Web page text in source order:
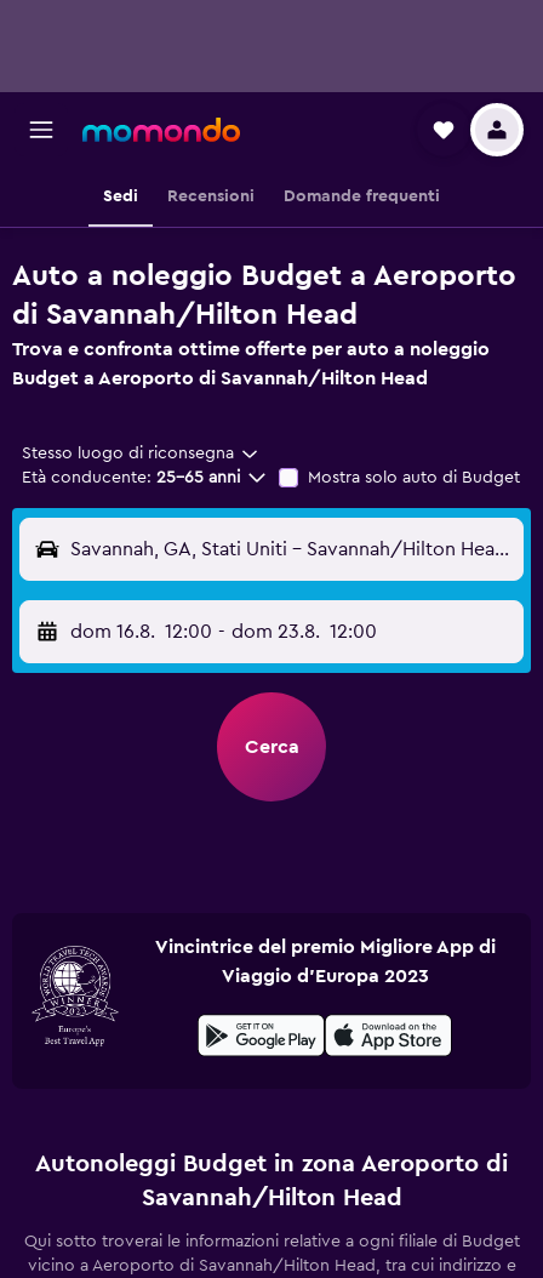
Sedi Recensioni Domande frequenti
Auto a noleggio Budget a Aeroporto
di Savannah/Hilton Head
Trova e confronta ottime offerte per auto a noleggio
Budget a Aeroporto di Savannah/Hilton Head
Stesso luogo di riconsegna
Età conducente: 25-65 anni Mostra solo auto di Budget
Savannah, GA, Stati Uniti - Savannah/Hilton Head (SAV)
dom 16.8. 12:00 - dom 23.8. 12:00
Cerca
Vincintrice del premio Migliore App di
Viaggio d'Europa 2023
Autonoleggi Budget in zona Aeroporto di
Savannah/Hilton Head
Qui sotto troverai le informazioni relative a ogni filiale di Budget
vicino a Aeroporto di Savannah/Hilton Head, tra cui indirizzo e